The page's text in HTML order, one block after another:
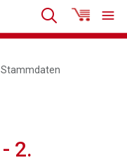
Stammdaten
2.